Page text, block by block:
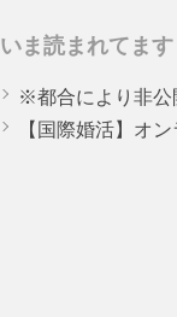
いま読まれてます
※都合により非公
【国際婚活】オ